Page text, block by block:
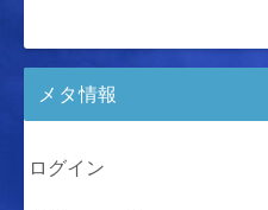
メタ情報
ログイン